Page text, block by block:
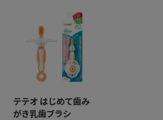
テテオ はじめて歯み
がき乳歯ブラシ